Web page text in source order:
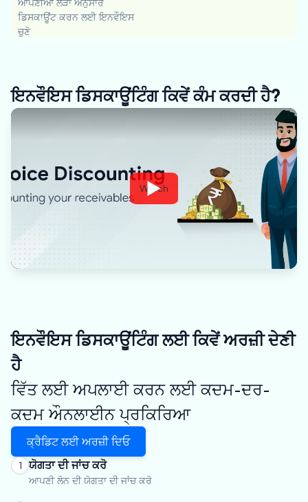
ਆਪਣੀਆਂ ਲੋੜਾਂ ਅਨੁਸਾਰ
ਡਿਸਕਾਊਂਟ ਕਰਨ ਲਈ ਇਨਵੌਇਸ
ਚੁਣੋ
ਇਨਵੌਇਸ ਡਿਸਕਾਊਂਟਿੰਗ ਕਿਵੇਂ ਕੰਮ ਕਰਦੀ ਹੈ?
Watch
ਇਨਵੌਇਸ ਡਿਸਕਾਊਂਟਿੰਗ ਲਈ ਕਿਵੇਂ ਅਰਜ਼ੀ ਦੇਣੀ
ਹੈ
ਵਿੱਤ ਲਈ ਅਪਲਾਈ ਕਰਨ ਲਈ ਕਦਮ-ਦਰ-
ਕਦਮ ਔਨਲਾਈਨ ਪ੍ਰਕਿਰਿਆ
ਕ੍ਰੈਡਿਟ ਲਈ ਅਰਜ਼ੀ ਦਿਓ
1 ਯੋਗਤਾ ਦੀ ਜਾਂਚ ਕਰੋ
ਆਪਣੀ ਲੋਨ ਦੀ ਯੋਗਤਾ ਦੀ ਜਾਂਚ ਕਰੋ